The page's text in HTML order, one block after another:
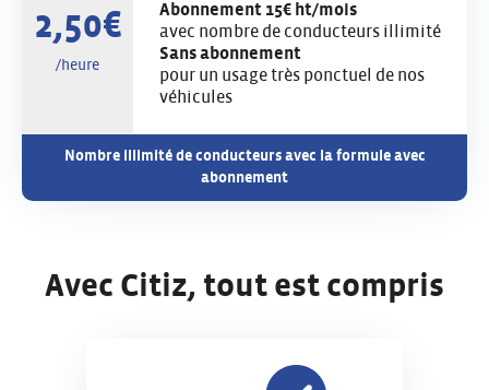
2,50€
/heure
Abonnement 15€ ht/mois
avec nombre de conducteurs illimité
Sans abonnement
pour un usage très ponctuel de nos
véhicules
Nombre illimité de conducteurs avec la formule avec
abonnement
Avec Citiz, tout est compris